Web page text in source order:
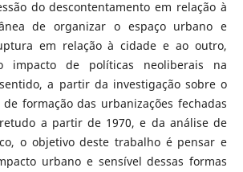
do descontentamento em relação à
de organizar o espaço urbano e
em relação à cidade e ao outro,
impacto de políticas neoliberais na
a partir da investigação sobre o
formação das urbanizações fechadas
a partir de 1970, e da análise de
o objetivo deste trabalho é pensar e
urbano e sensível dessas formas